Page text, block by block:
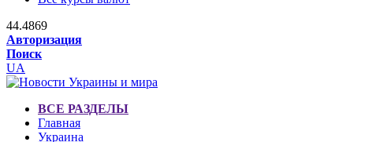
44.4869
Авторизация
Поиск
UA
ВСЕ РАЗДЕЛЫ
Главная
Украина